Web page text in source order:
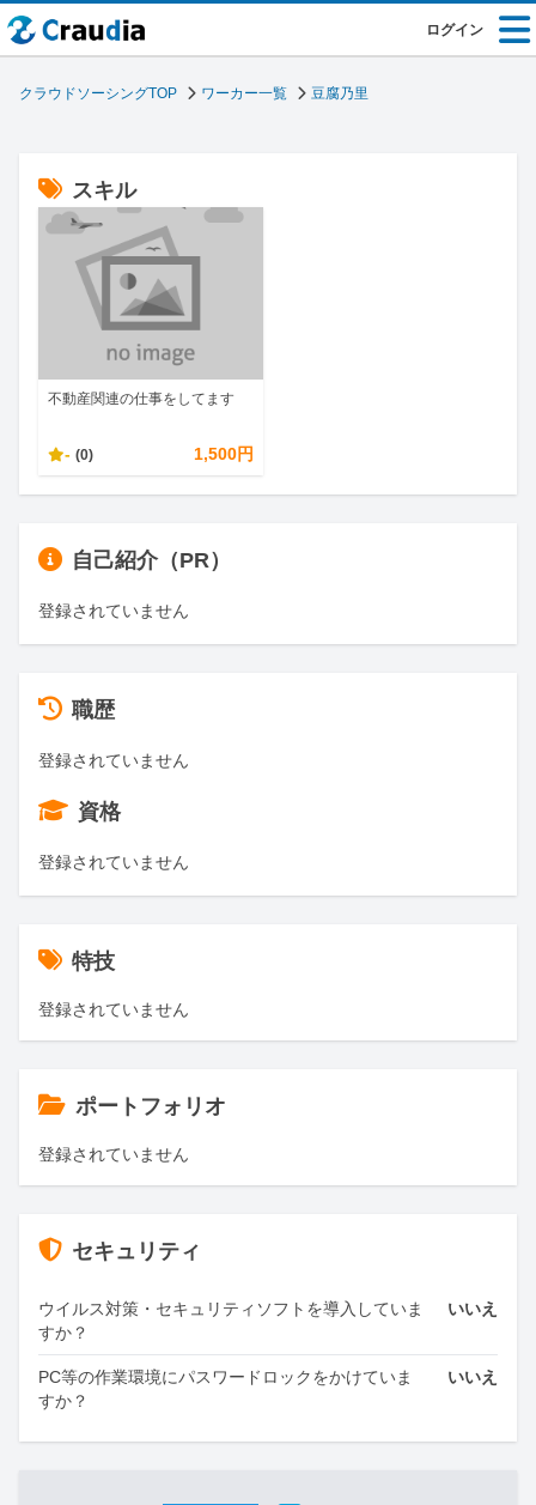
ログイン
クラウドソーシングTOP ワーカー一覧 豆腐乃里
スキル
不動産関連の仕事をしてます
- (0) 1,500円
自己紹介（PR）
登録されていません
職歴
登録されていません
資格
登録されていません
特技
登録されていません
ポートフォリオ
登録されていません
セキュリティ
ウイルス対策・セキュリティソフトを導入していま
すか？
いいえ
PC等の作業環境にパスワードロックをかけていま
すか？
いいえ